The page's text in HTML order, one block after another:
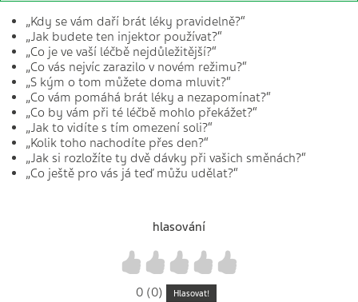
„Kdy se vám daří brát léky pravidelně?“
„Jak budete ten injektor používat?“
„Co je ve vaší léčbě nejdůležitější?“
„Co vás nejvíc zarazilo v novém režimu?“
„S kým o tom můžete doma mluvit?“
„Co vám pomáhá brát léky a nezapomínat?“
„Co by vám při té léčbě mohlo překážet?“
„Jak to vidíte s tím omezení soli?“
„Kolik toho nachodíte přes den?“
„Jak si rozložíte ty dvě dávky při vašich směnách?“
„Co ještě pro vás já teď můžu udělat?“
hlasování
4
3
2
1
0 (0) Hlasovat!